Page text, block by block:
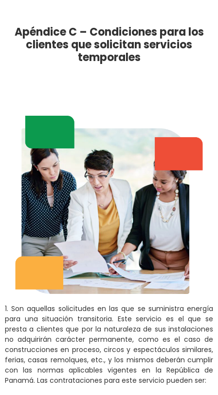
Apéndice C – Condiciones para los
clientes que solicitan servicios
temporales
1. Son aquellas solicitudes en las que se suministra energía
para una situación transitoria. Este servicio es el que se
presta a clientes que por la naturaleza de sus instalaciones
no adquirirán carácter permanente, como es el caso de
construcciones en proceso, circos y espectáculos similares,
ferias, casas remolques, etc., y los mismos deberán cumplir
con las normas aplicables vigentes en la República de
Panamá. Las contrataciones para este servicio pueden ser: